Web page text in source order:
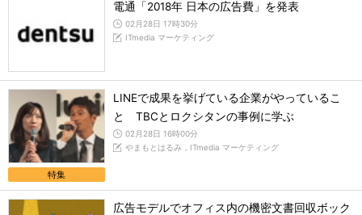
電通「2018年 日本の広告費」を発表
02月28日 17時30分
ITmedia マーケティング
特集
LINEで成果を挙げている企業がやっているこ
と TBCとロクシタンの事例に学ぶ
02月28日 16時00分
やまもとはるみ，ITmedia マーケティング
広告モデルでオフィス内の機密文書回収ボック